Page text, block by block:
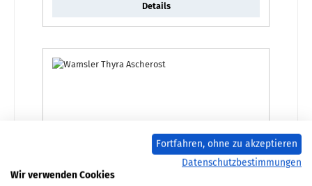
Details
Fortfahren, ohne zu akzeptieren
Datenschutzbestimmungen
Wir verwenden Cookies